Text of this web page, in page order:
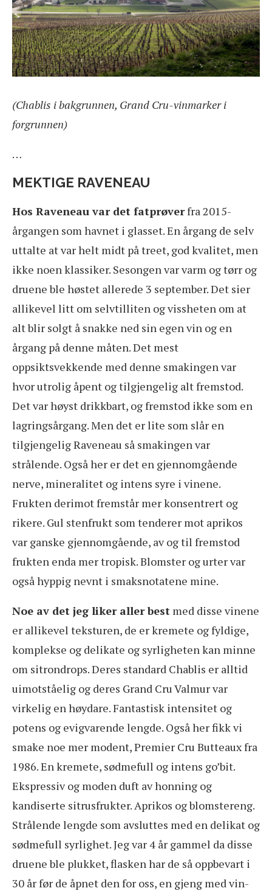
(Chablis i bakgrunnen, Grand Cru-vinmarker i
forgrunnen)
…
MEKTIGE RAVENEAU
Hos Raveneau var det fatprøverfra 2015-
årgangen som havnet i glasset. En årgang de selv
uttalte at var helt midt på treet, god kvalitet, men
ikke noen klassiker. Sesongen var varm og tørr og
druene ble høstet allerede 3 september. Det sier
allikevel litt om selvtilliten og vissheten om at
alt blir solgt å snakke ned sin egen vin og en
årgang på denne måten. Det mest
oppsiktsvekkende med denne smakingen var
hvor utrolig åpent og tilgjengelig alt fremstod.
Det var høyst drikkbart, og fremstod ikke som en
lagringsårgang. Men det er lite som slår en
tilgjengelig Raveneau så smakingen var
strålende. Også her er det en gjennomgående
nerve, mineralitet og intens syre i vinene.
Frukten derimot fremstår mer konsentrert og
rikere. Gul stenfrukt som tenderer mot aprikos
var ganske gjennomgående, av og til fremstod
frukten enda mer tropisk. Blomster og urter var
også hyppig nevnt i smaksnotatene mine.
Noe av det jeg liker aller best med disse vinene
er allikevel teksturen, de er kremete og fyldige,
komplekse og delikate og syrligheten kan minne
om sitrondrops. Deres standard Chablis er alltid
uimotståelig og deres Grand Cru Valmur var
virkelig en høydare. Fantastisk intensitet og
potens og evigvarende lengde. Også her fikk vi
smake noe mer modent, Premier Cru Butteaux fra
1986. En kremete, sødmefull og intens go’bit.
Ekspressiv og moden duft av honning og
kandiserte sitrusfrukter. Aprikos og blomstereng.
Strålende lengde som avsluttes med en delikat og
sødmefull syrlighet. Jeg var 4 år gammel da disse
druene ble plukket, flasken har de så oppbevart i
30 år før de åpnet den for oss, en gjeng med vin-